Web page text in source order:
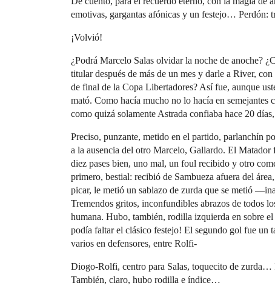
emotivas, gargantas afónicas y un festejo… Perdón:
¡Volvió!
¿Podrá Marcelo Salas olvidar la noche de anoche?
titular después de más de un mes y darle a River,
de final de la Copa Libertadores? Así fue, aunque
mató. Como hacía mucho no lo hacía en semejantes
como quizá solamente Astrada confiaba hace 20
Preciso, punzante, metido en el partido, parlanchín
a la ausencia del otro Marcelo, Gallardo. El
diez pases bien, uno mal, un foul recibido y otro
primero, bestial: recibió de Sambueza afuera del
picar, le metió un sablazo de zurda que se metió
Tremendos gritos, inconfundibles abrazos de todos
humana. Hubo, también, rodilla izquierda en sobre
podía faltar el clásico festejo! El segundo gol fue un
varios en defensores, entre Rolfi-
Diogo-Rolfi, centro para Salas, toquecito de zurda…
También, claro, hubo rodilla e índice…